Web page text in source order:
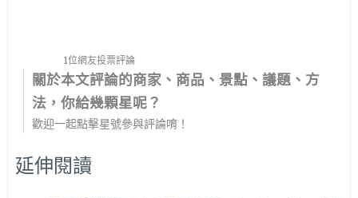
1位網友投票評論
關於本文評論的商家、商品、景點、議題、方
法，你給幾顆星呢？
歡迎一起點擊星號參與評論唷！
延伸閱讀